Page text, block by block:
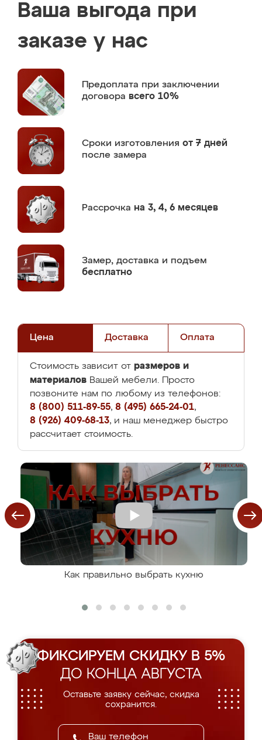
Ваша выгода при
заказе у нас
Предоплата при заключении
договора всего 10%
Сроки изготовления от 7 дней
после замера
Рассрочка на 3, 4, 6 месяцев
Замер, доставка и подъем
бесплатно
Цена Доставка Оплата
Стоимость зависит от размеров и
материалов Вашей мебели. Просто
позвоните нам по любому из телефонов:
8 (800) 511-89-55, 8 (495) 665-24-01,
8 (926) 409-68-13, и наш менеджер быстро
рассчитает стоимость.
Как правильно выбрать кухню
ФИКСИРУЕМ СКИДКУ В 5%
ДО КОНЦА АВГУСТА
Оставьте заявку сейчас, скидка
сохранится.